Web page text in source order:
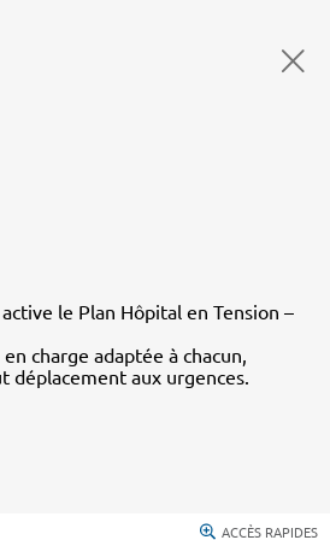
le Plan Hôpital en Tension –
charge adaptée à chacun,
déplacement aux urgences.
ACCÈS RAPIDES